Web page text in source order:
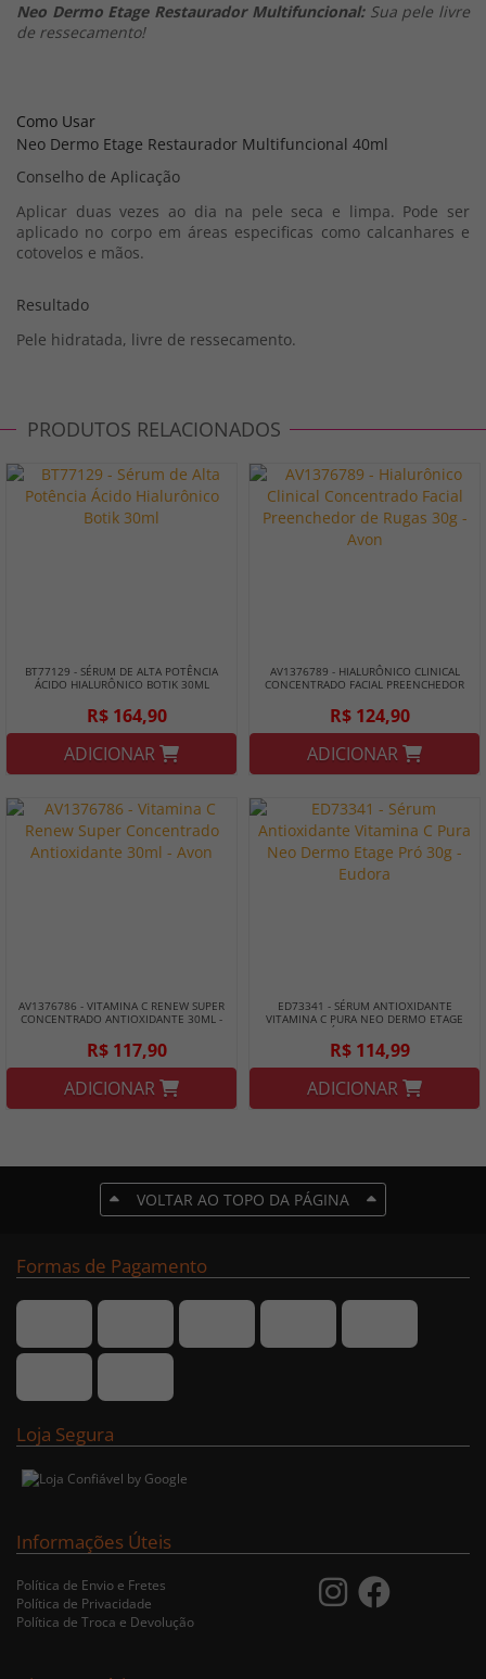
Neo Dermo Etage Restaurador Multifuncional: Sua pele livre
de ressecamento!
Como Usar
Neo Dermo Etage Restaurador Multifuncional 40ml
Conselho de Aplicação
Aplicar duas vezes ao dia na pele seca e limpa. Pode ser
aplicado no corpo em áreas especificas como calcanhares e
cotovelos e mãos.
Resultado
Pele hidratada, livre de ressecamento.
PRODUTOS RELACIONADOS
BT77129 - SÉRUM DE ALTA POTÊNCIA
ÁCIDO HIALURÔNICO BOTIK 30ML
R$ 164,90
ADICIONAR
AV1376789 - HIALURÔNICO CLINICAL
CONCENTRADO FACIAL PREENCHEDOR
R$ 124,90
ADICIONAR
AV1376786 - VITAMINA C RENEW SUPER
CONCENTRADO ANTIOXIDANTE 30ML -
R$ 117,90
ADICIONAR
ED73341 - SÉRUM ANTIOXIDANTE
VITAMINA C PURA NEO DERMO ETAGE
PRÓ 30G - EUDORA
R$ 114,99
ADICIONAR
VOLTAR AO TOPO DA PÁGINA
Formas de Pagamento
Loja Segura
Informações Úteis
Política de Envio e Fretes
Política de Privacidade
Política de Troca e Devolução